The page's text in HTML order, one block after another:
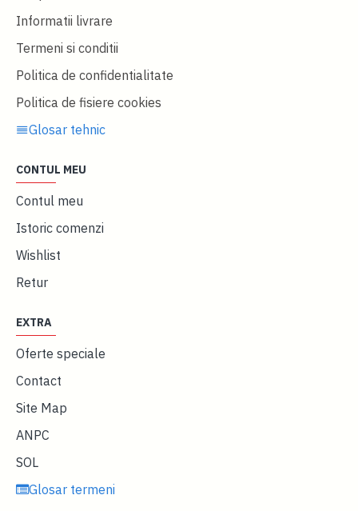
Informatii livrare
Termeni si conditii
Politica de confidentialitate
Politica de fisiere cookies
Glosar tehnic
CONTUL MEU
Contul meu
Istoric comenzi
Wishlist
Retur
EXTRA
Oferte speciale
Contact
Site Map
ANPC
SOL
Glosar termeni